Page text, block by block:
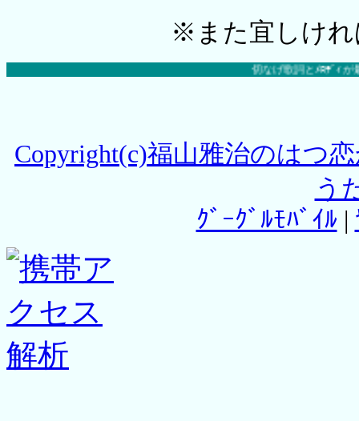
※ また宜しけ
切なげ歌詞とﾒﾛﾃﾞｨが最
Copyright(c)福山雅治のはつ
う
ｸﾞｰｸﾞﾙﾓﾊﾞｲﾙ|